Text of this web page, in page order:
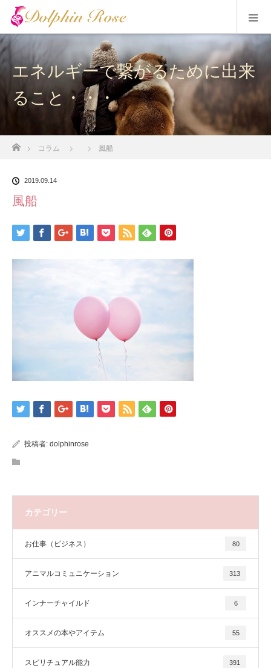
エネルギーで繋がるために出来
ること・・・
コラム 風船
2019.09.14
風船
投稿者: dolphinrose
カテゴリー
お仕事（ビジネス） 80
アニマルコミュニケーション 313
インナーチャイルド 6
オススメの本やアイテム 55
スピリチュアル能力 391